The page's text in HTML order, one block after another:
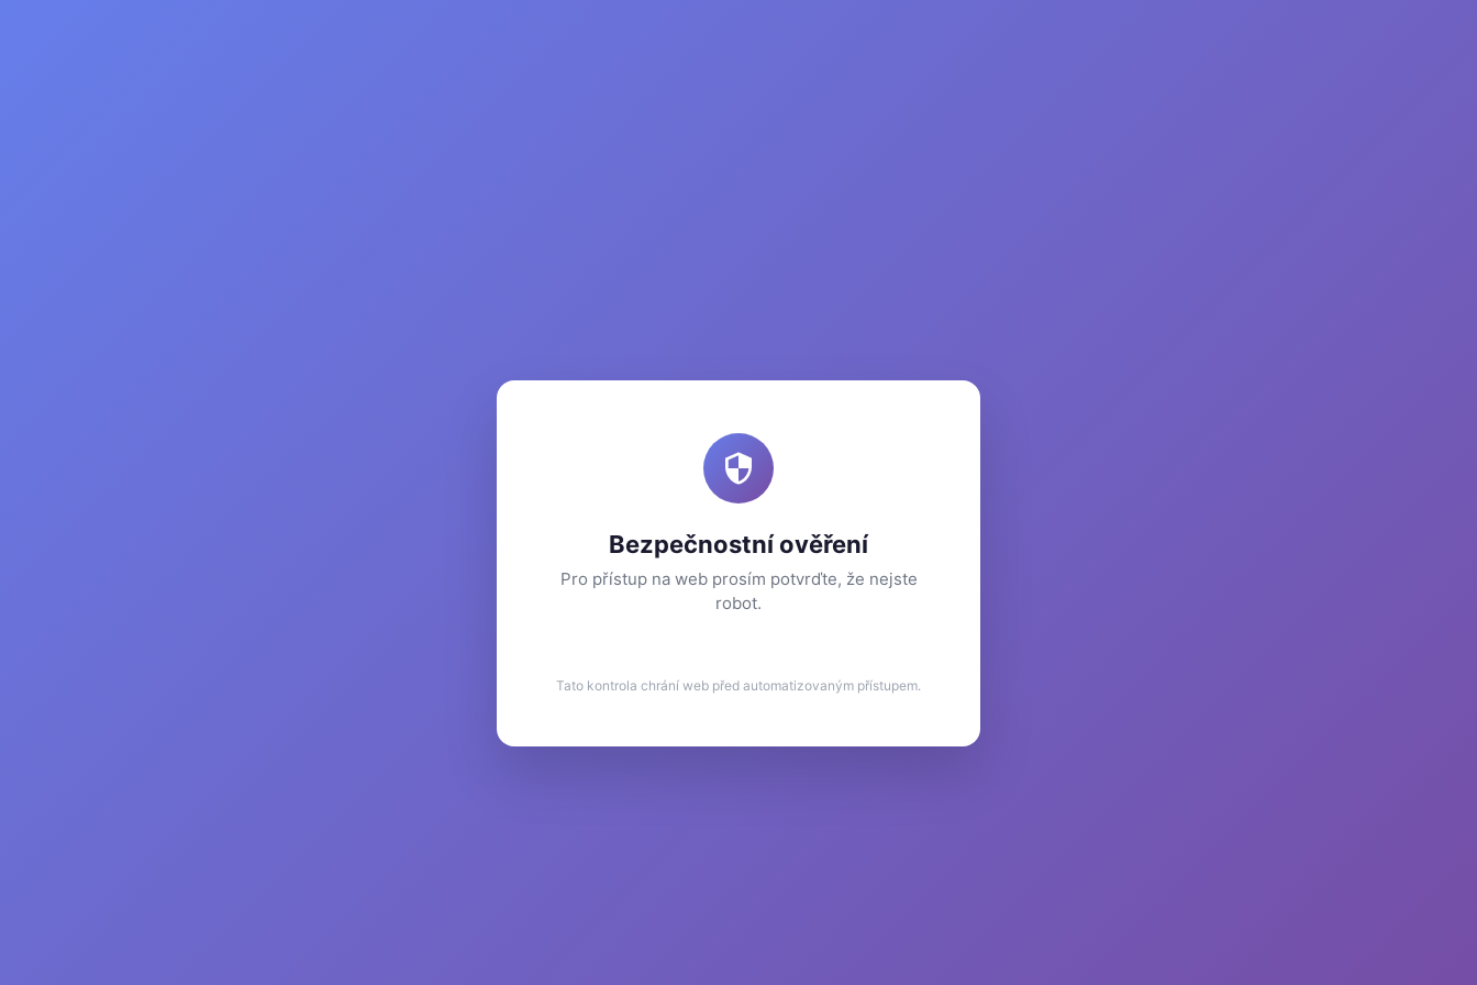
Bezpečnostní ověření
Pro přístup na web prosím potvrďte, že nejste
robot.
Tato kontrola chrání web před automatizovaným přístupem.